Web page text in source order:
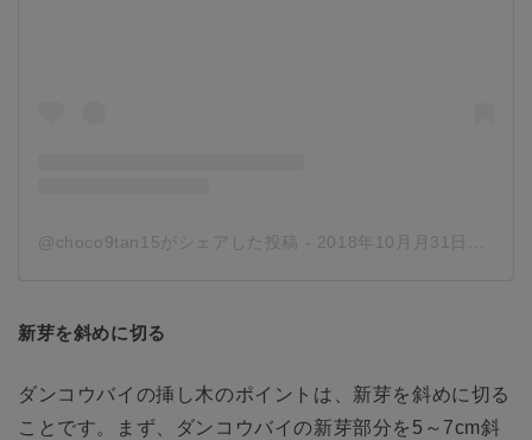
@choco9tan15がシェアした投稿 - 2018年10月月31日午後6時35分PDT
新芽を斜めに切る
ダンコウバイの挿し木のポイントは、新芽を斜めに切る
ことです。まず、ダンコウバイの新芽部分を5～7cm斜